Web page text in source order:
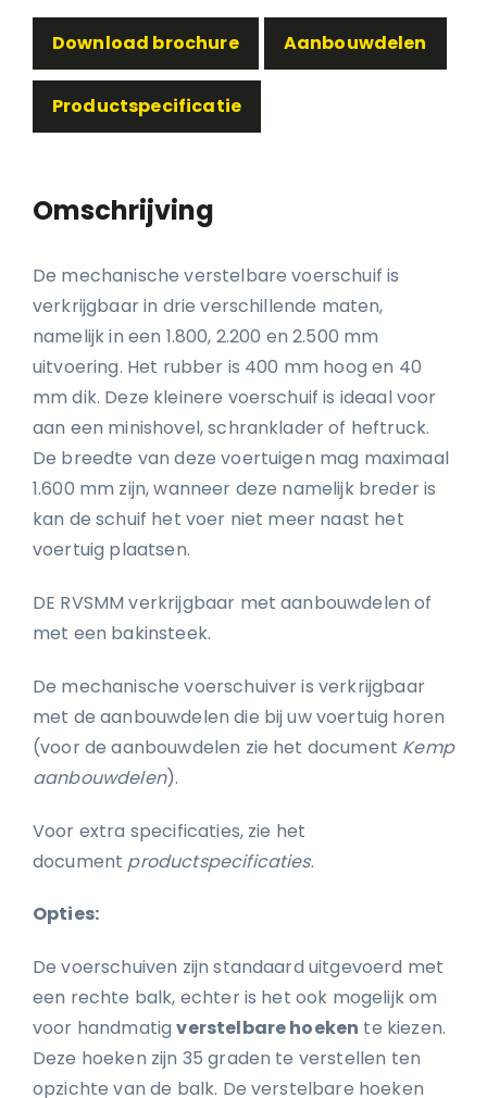
Download brochure Aanbouwdelen
Productspecificatie
Omschrijving
De mechanische verstelbare voerschuif is
verkrijgbaar in drie verschillende maten,
namelijk in een 1.800, 2.200 en 2.500 mm
uitvoering. Het rubber is 400 mm hoog en 40
mm dik. Deze kleinere voerschuif is ideaal voor
aan een minishovel, schranklader of heftruck.
De breedte van deze voertuigen mag maximaal
1.600 mm zijn, wanneer deze namelijk breder is
kan de schuif het voer niet meer naast het
voertuig plaatsen.
DE RVSMM verkrijgbaar met aanbouwdelen of
met een bakinsteek.
De mechanische voerschuiver is verkrijgbaar
met de aanbouwdelen die bij uw voertuig horen
(voor de aanbouwdelen zie het document Kemp
aanbouwdelen).
Voor extra specificaties, zie het
document productspecificaties.
Opties:
De voerschuiven zijn standaard uitgevoerd met
een rechte balk, echter is het ook mogelijk om
voor handmatigverstelbare hoeken te kiezen.
Deze hoeken zijn 35 graden te verstellen ten
opzichte van de balk. De verstelbare hoeken